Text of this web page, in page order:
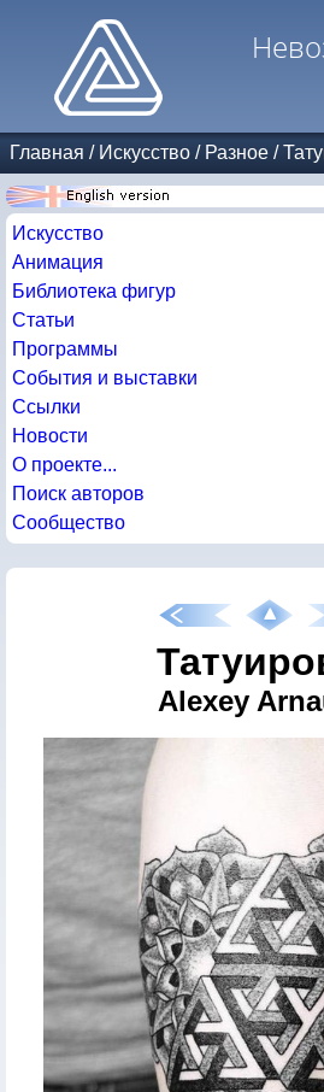
Главная / Искусство / Разное /
Искусство
Анимация
Библиотека фигур
Статьи
Программы
События и выставки
Ссылки
Новости
О проекте...
Поиск авторов
Сообщество
Alexey